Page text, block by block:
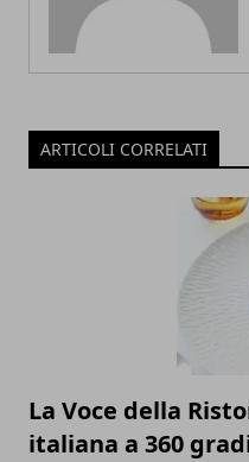
ARTICOLI CORRELATI
La Voce della
italiana a 360